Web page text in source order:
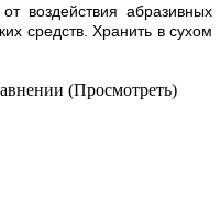
воздействия абразивных
средств. Хранить в сухом
(Просмотреть)